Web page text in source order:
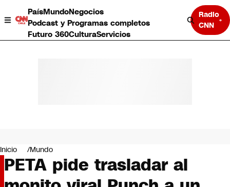
PaísMundoNegocios
Podcast y Programas completos
Futuro 360CulturaServicios
Radio
CNN
Negocios
Deportes
Programas completos
Cultura
Inicio Mundo
PETA pide trasladar al